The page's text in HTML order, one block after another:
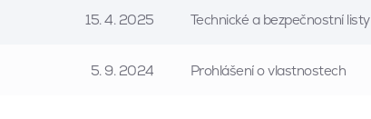
15. 4. 2025 Technické a bezpečnostní listy
5. 9. 2024 Prohlášení o vlastnostech